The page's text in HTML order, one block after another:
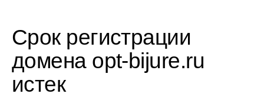
Срок регистрации
домена opt-bijure.ru
истек